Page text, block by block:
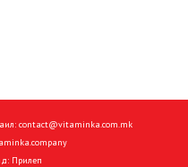
contact@vitaminka.com.mk
Прилеп